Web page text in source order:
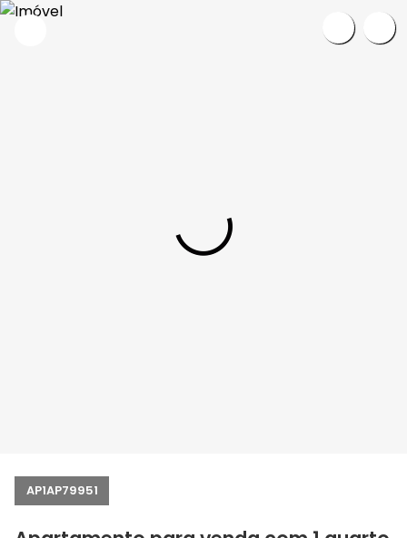
AP1AP79951